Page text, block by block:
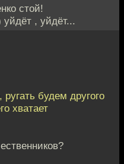
стой!
, уйдёт...
будем другого
хватает